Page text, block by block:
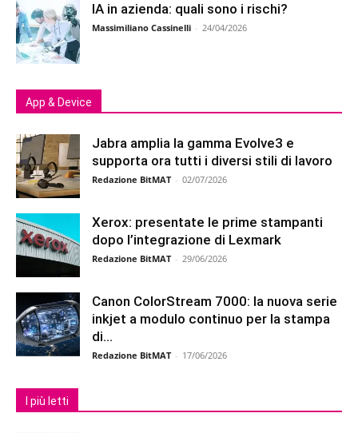
IA in azienda: quali sono i rischi?
Massimiliano Cassinelli - 24/04/2026
App & Device
Jabra amplia la gamma Evolve3 e
supporta ora tutti i diversi stili di lavoro
Redazione BitMAT - 02/07/2026
Xerox: presentate le prime stampanti
dopo l’integrazione di Lexmark
Redazione BitMAT - 29/06/2026
Canon ColorStream 7000: la nuova serie
inkjet a modulo continuo per la stampa
di...
Redazione BitMAT - 17/06/2026
I più letti